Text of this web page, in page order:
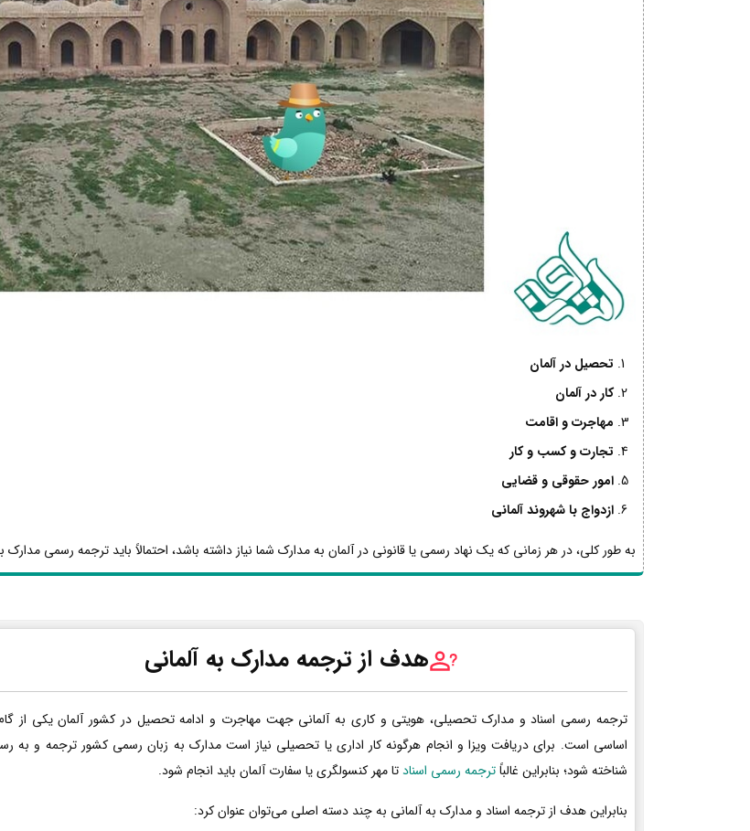
تحصیل در آلمان
کار در آلمان
مهاجرت و اقامت
تجارت و کسب و کار
امور حقوقی و قضایی
ازدواج با شهروند آلمانی
به طور کلی، در هر زمانی که یک نهاد رسمی یا قانونی در آلمان به مدارک شما نیاز داشته باشد، احتمالاً باید ترجمه رسمی مدارک
هدف از ترجمه مدارک به آلمانی
ترجمه رسمی اسناد و مدارک تحصیلی، هویتی و کاری به آلمانی جهت مهاجرت و ادامه تحصیل در کشور آلمان یکی از
اساسی است. برای دریافت ویزا و انجام هرگونه کار اداری یا تحصیلی نیاز است مدارک به زبان رسمی کشور ترجمه و به
شناخته شود؛ بنابراین غالباًترجمه رسمی اسنادتا مهر کنسولگری یا سفارت آلمان باید انجام شود.
بنابراین هدف از ترجمه اسناد و مدارک به آلمانی به چند دسته اصلی می‌توان عنوان کرد: